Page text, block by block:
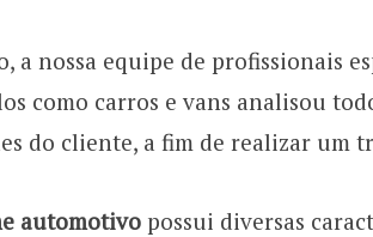
a nossa equipe de profissionais
como carros e vans analisou
do cliente, a fim de realizar um
automotivopossui diversas